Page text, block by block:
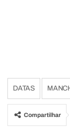
DATAS
Compartilhar